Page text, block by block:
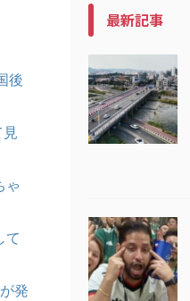
後
ゃ
て
発
最新記事